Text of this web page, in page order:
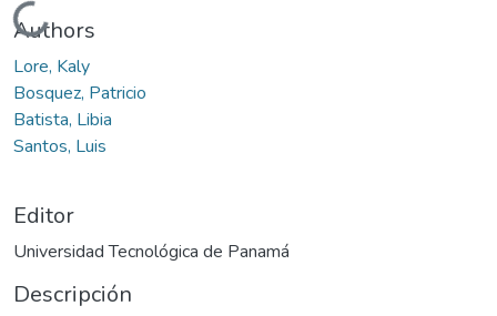
Cargando...
Authors
Lore, Kaly
Bosquez, Patricio
Batista, Libia
Santos, Luis
Editor
Universidad Tecnológica de Panamá
Descripción